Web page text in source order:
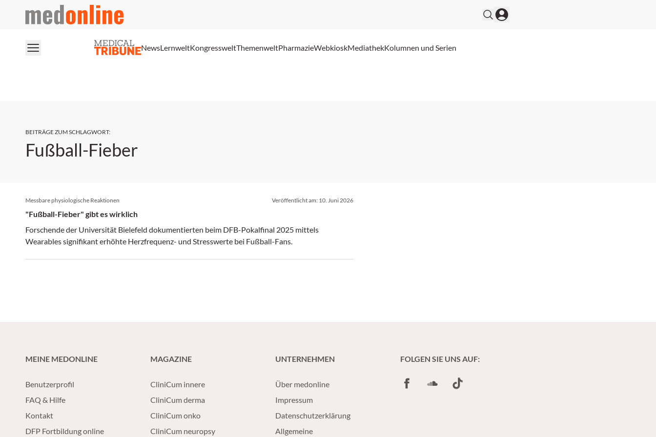
medonline
NewsLernweltKongressweltThemenweltPharmazieWebkioskMediathekKolumnen und Serien
BEITRÄGE ZUM SCHLAGWORT:
Fußball-Fieber
Messbare physiologische Reaktionen Veröffentlicht am: 10. Juni 2026
"Fußball-Fieber" gibt es wirklich
Forschende der Universität Bielefeld dokumentierten beim DFB-Pokalfinal 2025 mittels
Wearables signifikant erhöhte Herzfrequenz- und Stresswerte bei Fußball-Fans.
MEINE MEDONLINE
Benutzerprofil
FAQ & Hilfe
Kontakt
DFP Fortbildung online
MAGAZINE
CliniCum innere
CliniCum derma
CliniCum onko
CliniCum neuropsy
UNTERNEHMEN
Über medonline
Impressum
Datenschutzerklärung
Allgemeine
FOLGEN SIE UNS AUF:
FacebookSoundCloud
TikTok